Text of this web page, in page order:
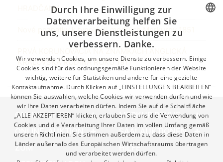
HRADČANY
Nové poznatky k typológii modrých Merkurov 1851
KRÁĽOVSKÁ RODINA ROKU 1911
ONLINE-SHOP
MERKUR REVUE
ONLINE-AUKTION
SAALAUKTIONEN
ZUM
HILFE
ENGLISH
Durch Ihre Einwilligung zur
Datenverarbeitung helfen Sie
uns, unsere Dienstleistungen zu
verbessern. Danke.
Wir verwenden Cookies, um unsere Dienste zu verbessern. Einige
Cookies sind für das ordnungsgemäße Funktionieren der Website
wichtig, weitere für Statistiken und andere für eine gezielte
Kontaktaufnahme. Durch Klicken auf „EINSTELLUNGEN BEARBEITEN“
können Sie auswählen, welche Cookies wir verwenden dürfen und wie
wir Ihre Daten verarbeiten dürfen. Indem Sie auf die Schaltfläche
„ALLE AKZEPTIEREN“ klicken, erlauben Sie uns die Verwendung von
Cookies und die Verarbeitung Ihrer Daten im vollen Umfang gemäß
unseren Richtlinien. Sie stimmen außerdem zu, dass diese Daten in
Länder außerhalb des Europäischen Wirtschaftsraums übertragen
und verarbeitet werden dürfen.